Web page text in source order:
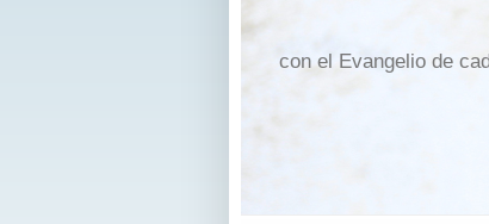
con el Evangelio de